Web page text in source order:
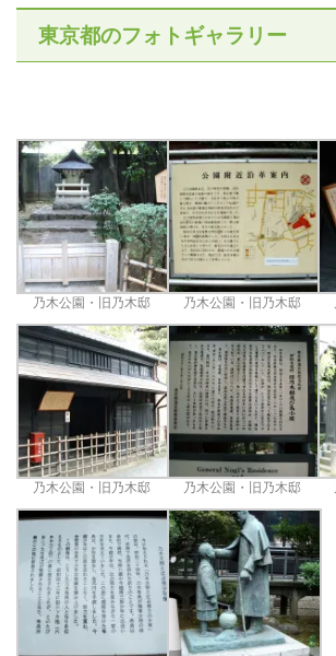
東京都のフォトギャラリー
乃木公園・旧乃木邸 乃木公園・旧乃木邸
乃木公園・旧乃木邸 乃木公園・旧乃木邸